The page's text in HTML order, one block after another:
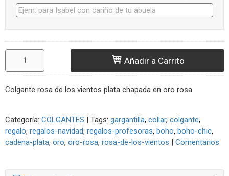
Añadir a Carrito
Colgante rosa de los vientos plata chapada en oro rosa
Categoría: COLGANTES | Tags: gargantilla collar colgante
regalo regalos-navidad regalos-profesoras boho boho-chic
cadena-plata oro oro-rosa rosa-de-los-vientos | Comentarios